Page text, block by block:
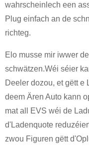
wahrscheinlech een
Plug einfach an de
richteg.
Elo musse mir iwwer
schwätzen.Wéi séier
Deeler dozou, et gëtt e
deem Ären Auto kann
mat all EVS wéi de
d'Ladenquote
zwou Figuren gëtt